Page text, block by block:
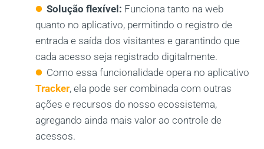
Solução flexível: Funciona tanto na web
quanto no aplicativo, permitindo o registro de
entrada e saída dos visitantes e garantindo que
cada acesso seja registrado digitalmente.
Como essa funcionalidade opera no aplicativo
Tracker, ela pode ser combinada com outras
ações e recursos do nosso ecossistema,
agregando ainda mais valor ao controle de
acessos.